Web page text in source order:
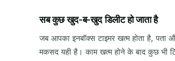
सब कुछ खुद-ब-खुद डिलीट हो जाता है
जब आपका इनबॉक्स टाइमर खत्म होता है,
मकसद यही है। काम खत्म होने के बाद कुछ भी